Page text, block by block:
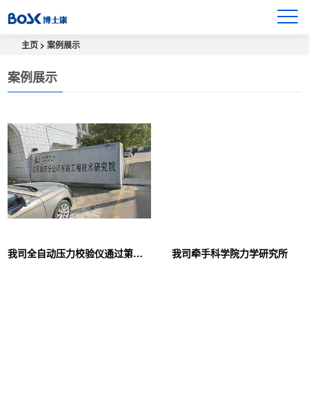
主页 >案例展示
案例展示
我司全自动压力校验仪通过第三方采购协议牵手中石油 我司牵手科学院力学研究所